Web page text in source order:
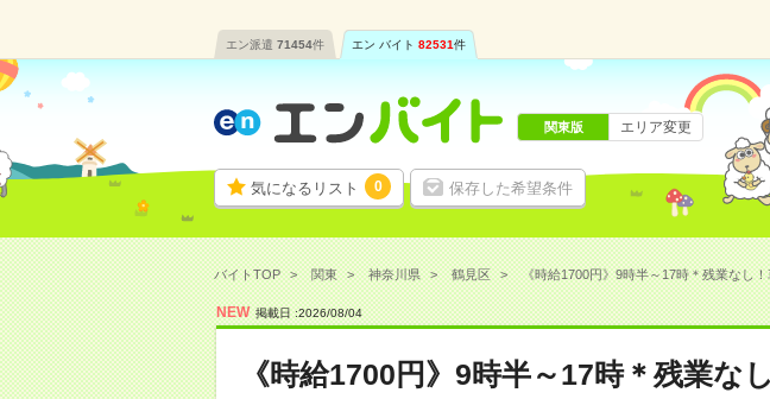
エン派遣 71454件 エン バイト 82531件
気になるリスト 0 保存した希望条件
関東版 エリア変更
バイトTOP 関東 神奈川県 鶴見区 《時給1700円》9時半～17時＊残業なし
NEW 掲載日 :2026/08/04
《時給1700円》9時半～17時＊残業な